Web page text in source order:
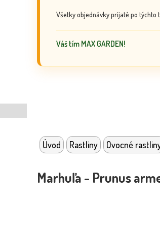
Všetky objednávky prijaté po týchto
Váš tím MAX GARDEN!
Úvod Rastliny Ovocné
Marhuľa - Prunus